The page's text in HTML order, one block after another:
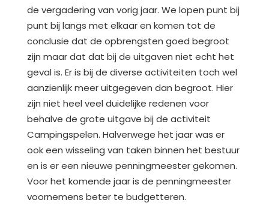
de vergadering van vorig jaar. We lopen punt bij
punt bij langs met elkaar en komen tot de
conclusie dat de opbrengsten goed begroot
zijn maar dat dat bij de uitgaven niet echt het
geval is. Er is bij de diverse activiteiten toch wel
aanzienlijk meer uitgegeven dan begroot. Hier
zijn niet heel veel duidelijke redenen voor
behalve de grote uitgave bij de activiteit
Campingspelen. Halverwege het jaar was er
ook een wisseling van taken binnen het bestuur
en is er een nieuwe penningmeester gekomen.
Voor het komende jaar is de penningmeester
voornemens beter te budgetteren.